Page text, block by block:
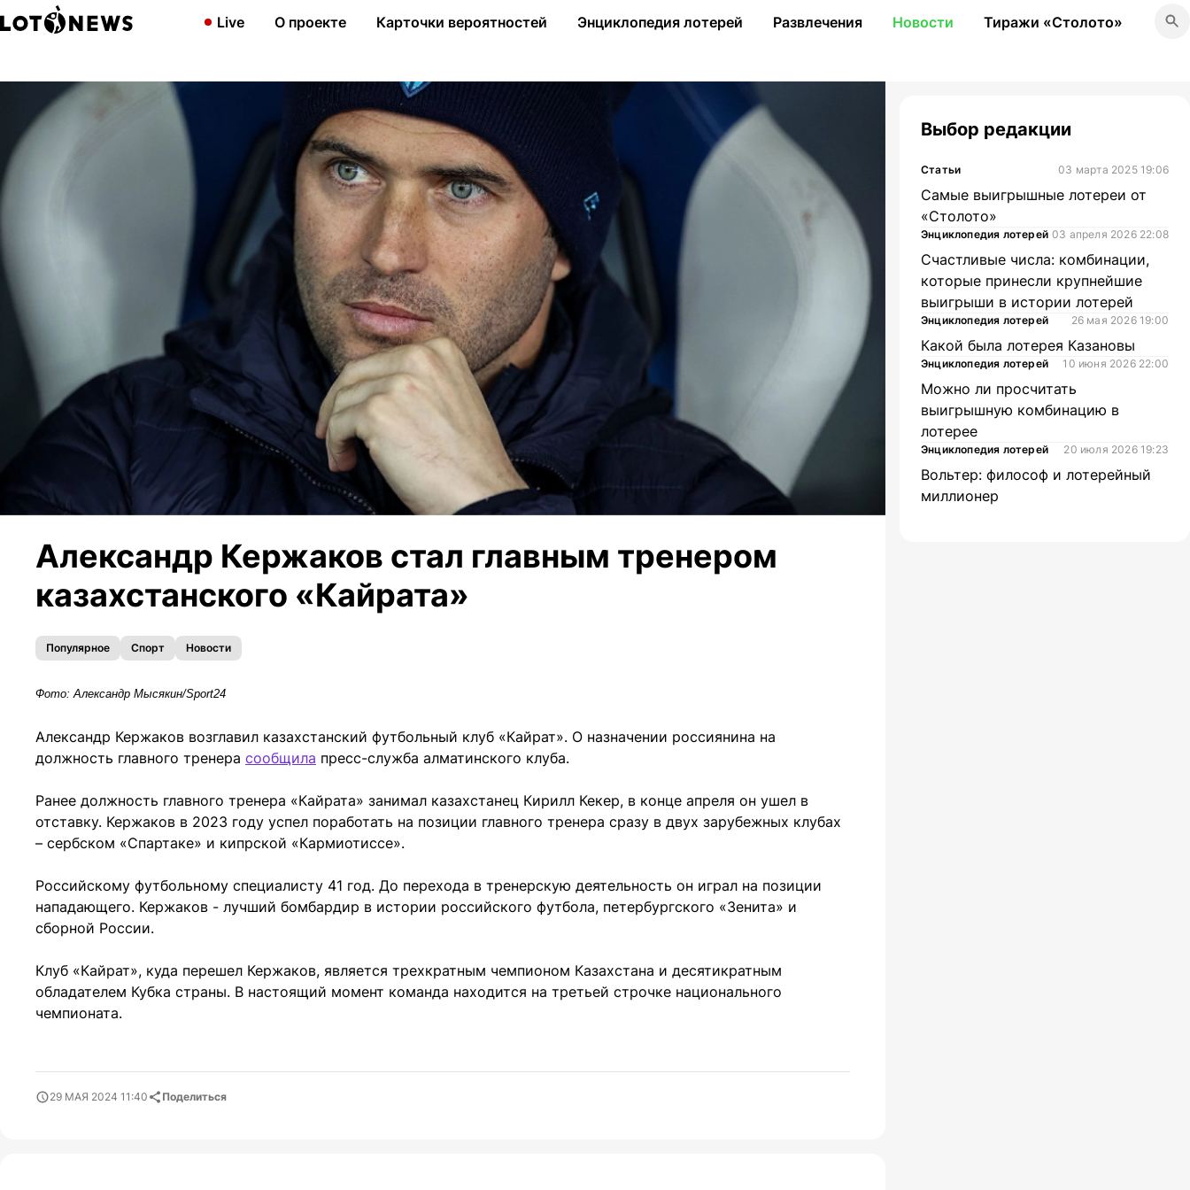
Live О проекте Карточки вероятностей Энциклопедия лотерей Развлечения Новости Тиражи «Столото»
Александр Кержаков стал главным тренером
казахстанского «Кайрата»
Популярное Спорт Новости
Фото: Александр Мысякин/Sport24
Александр Кержаков возглавил казахстанский футбольный клуб «Кайрат». О назначении россиянина на
должность главного тренера сообщила пресс-служба алматинского клуба.
Ранее должность главного тренера «Кайрата» занимал казахстанец Кирилл Кекер, в конце апреля он ушел в
отставку. Кержаков в 2023 году успел поработать на позиции главного тренера сразу в двух зарубежных клубах
– сербском «Спартаке» и кипрской «Кармиотиссе».
Российскому футбольному специалисту 41 год. До перехода в тренерскую деятельность он играл на позиции
нападающего. Кержаков - лучший бомбардир в истории российского футбола, петербургского «Зенита» и
сборной России.
Клуб «Кайрат», куда перешел Кержаков, является трехкратным чемпионом Казахстана и десятикратным
обладателем Кубка страны. В настоящий момент команда находится на третьей строчке национального
чемпионата.
29 МАЯ 2024 11:40 Поделиться
Выбор редакции
Статьи 03 марта 2025 19:06
Самые выигрышные лотереи от
«Столото»
Энциклопедия лотерей 03 апреля 2026 22:08
Счастливые числа: комбинации,
которые принесли крупнейшие
выигрыши в истории лотерей
Энциклопедия лотерей 26 мая 2026 19:00
Какой была лотерея Казановы
Энциклопедия лотерей 10 июня 2026 22:00
Можно ли просчитать
выигрышную комбинацию в
лотерее
Энциклопедия лотерей 20 июля 2026 19:23
Вольтер: философ и лотерейный
миллионер